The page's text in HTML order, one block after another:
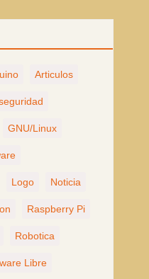
Articulos
GNU/Linux
Logo Noticia
Raspberry Pi
Robotica
Libre